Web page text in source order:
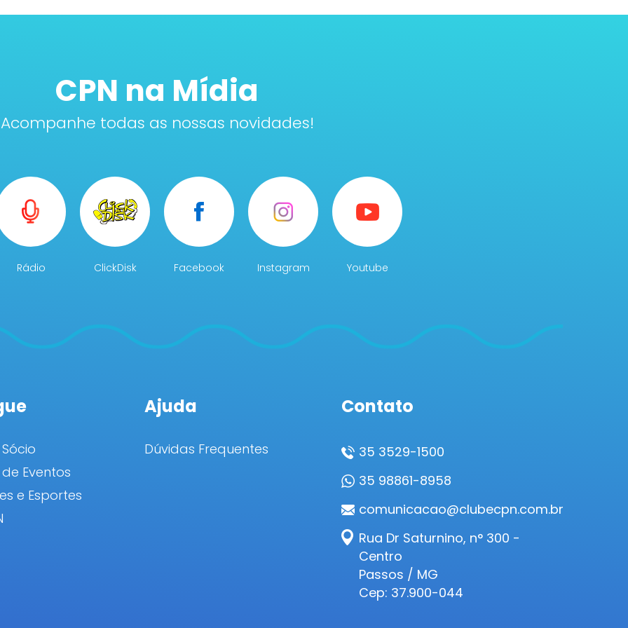
CPN na Mídia
Acompanhe todas as nossas novidades!
Rádio ClickDisk Facebook Instagram Youtube
Eventos
e Esportes
Ajuda
Dúvidas Frequentes
Contato
35 3529-1500
35 98861-8958
comunicacao@clubecpn.com.br
Rua Dr Saturnino, n° 300 -
Centro
Passos / MG
Cep: 37.900-044